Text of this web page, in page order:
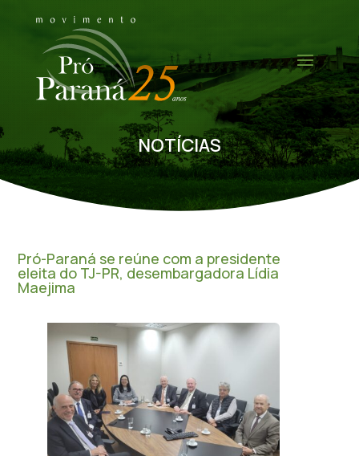
NOTÍCIAS
Pró-Paraná se reúne com a presidente
eleita do TJ-PR, desembargadora Lídia
Maejima